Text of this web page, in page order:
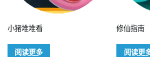
小猪堆堆看
阅读更多
修仙指南
阅读更